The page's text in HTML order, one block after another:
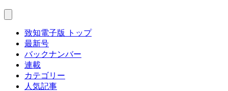
致知電子版 トップ
最新号
バックナンバー
連載
カテゴリー
人気記事